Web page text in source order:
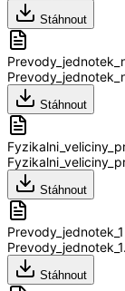
Stáhnout
Stáhnout
Stáhnout
Prevody_jednotek_1
Stáhnout